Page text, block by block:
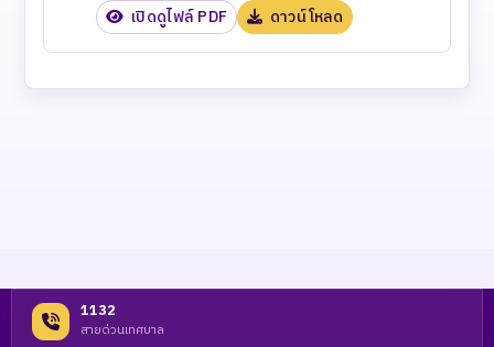
เปิดดูไฟล์ PDF ดาวน์โหลด
1132
สายด่วนเทศบาล